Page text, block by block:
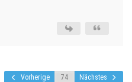
Vorherige Nächstes